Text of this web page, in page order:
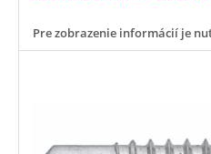
Pre zobrazenie informácií je